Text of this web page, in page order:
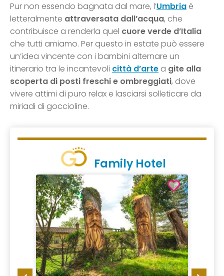
Pur non essendo bagnata dal mare, l’Umbria è
letteralmente attraversata dall’acqua, che
contribuisce a renderla quel cuore verde d’Italia
che tutti amiamo. Per questo in estate può essere
un’idea vincente con i bambini alternare un
itinerario tra le incantevoli città d’arte a gite alla
scoperta di posti freschi e ombreggiati, dove
vivere attimi di puro relax e lasciarsi solleticare da
miriadi di goccioline.
Family Hotel